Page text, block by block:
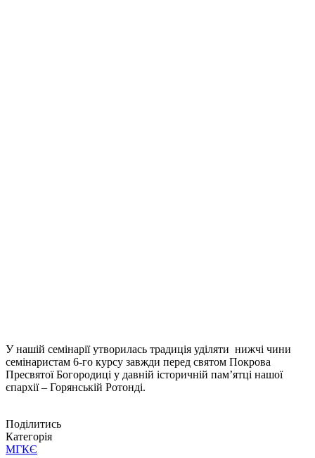
У нашій семінарії утворилась традиція уділяти нижчі чини
семінаристам 6-го курсу завжди перед святом Покрова
Пресвятої Богородиці у давній історичній пам’ятці нашої
єпархії – Горянській Ротонді.
Поділитись
Категорія
МГКЄ